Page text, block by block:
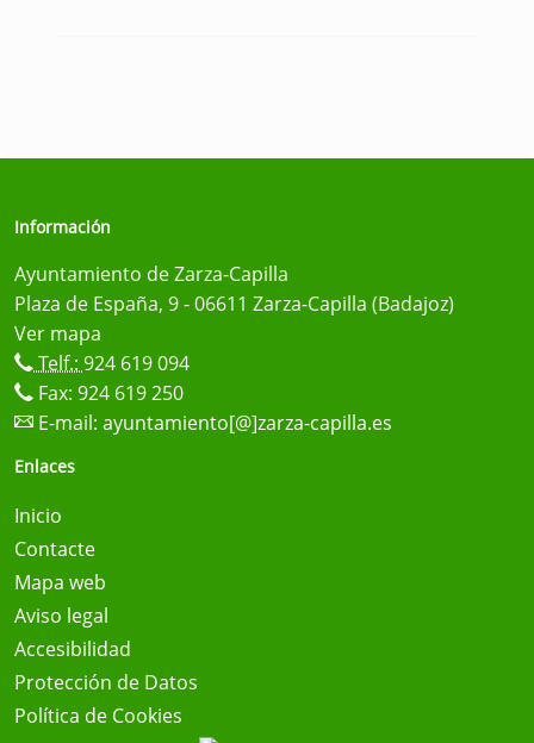
Información
Ayuntamiento de Zarza-Capilla
Plaza de España, 9 - 06611 Zarza-Capilla (Badajoz)
Ver mapa
Telf.: 924 619 094
Fax: 924 619 250
E-mail: ayuntamiento[@]zarza-capilla.es
Enlaces
Inicio
Contacte
Mapa web
Aviso legal
Accesibilidad
Protección de Datos
Política de Cookies